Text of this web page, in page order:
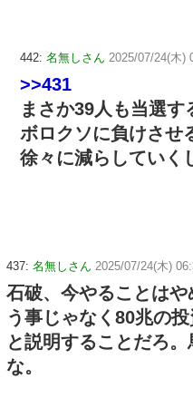
442: 名無しさん 2025/07/24(木)
>>431
まさか39人も当選す
ボロクソに負けさせ
徐々に減らしていく
437: 名無しさん 2025/07/24(木)
石破、今やることは
う事じゃなく80兆の
と説明することだろ
な。